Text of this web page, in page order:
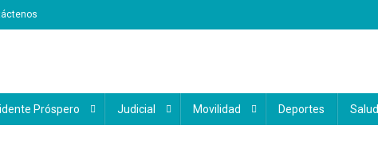
Próspero Judicial Movilidad Deportes Salud